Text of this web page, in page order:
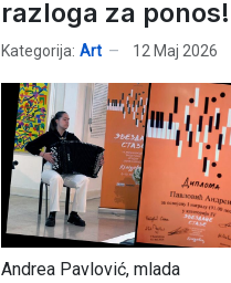
razloga za ponos!
Kategorija: Art 12 Maj 2026
Andrea Pavlović, mlada